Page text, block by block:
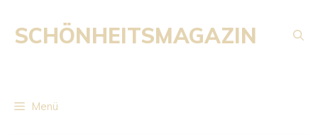
Inhalt
springen
SCHÖNHEITSMAGAZIN
Menü